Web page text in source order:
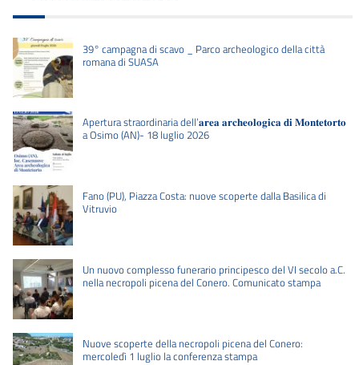
39° campagna di scavo _ Parco archeologico della città
romana di SUASA
Apertura straordinaria dell’𝐚𝐫𝐞𝐚 𝐚𝐫𝐜𝐡𝐞𝐨𝐥𝐨𝐠𝐢𝐜𝐚 𝐝𝐢 𝐌𝐨𝐧𝐭𝐞𝐭𝐨𝐫𝐭𝐨
a Osimo (AN)- 18 luglio 2026
Fano (PU), Piazza Costa: nuove scoperte dalla Basilica di
Vitruvio
Un nuovo complesso funerario principesco del VI secolo a.C.
nella necropoli picena del Conero. Comunicato stampa
Nuove scoperte della necropoli picena del Conero:
mercoledì 1 luglio la conferenza stampa